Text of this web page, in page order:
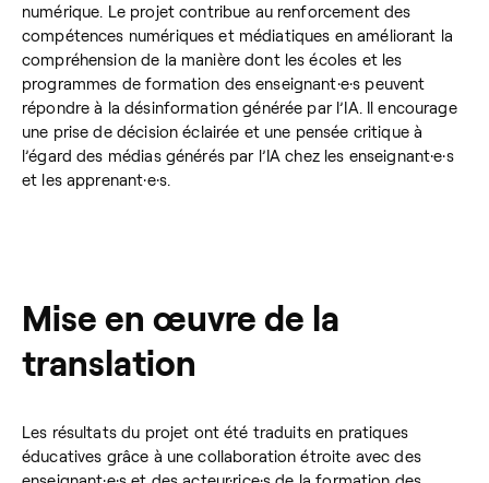
numérique. Le projet contribue au renforcement des
compétences numériques et médiatiques en améliorant la
compréhension de la manière dont les écoles et les
programmes de formation des enseignant·e·s peuvent
répondre à la désinformation générée par l’IA. Il encourage
une prise de décision éclairée et une pensée critique à
l’égard des médias générés par l’IA chez les enseignant·e·s
et les apprenant·e·s.
Mise en œuvre de la
translation
Les résultats du projet ont été traduits en pratiques
éducatives grâce à une collaboration étroite avec des